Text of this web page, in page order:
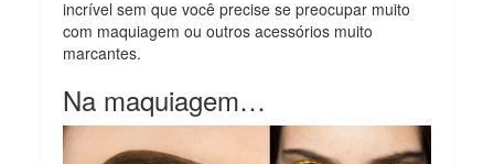
incrível sem que você precise se preocupar muito
com maquiagem ou outros acessórios muito
marcantes.
Na maquiagem…